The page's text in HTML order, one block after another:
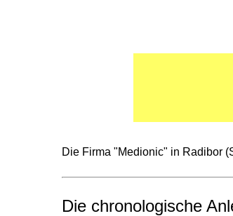
Die Firma "Medionic" in Radibor
Die chronologische